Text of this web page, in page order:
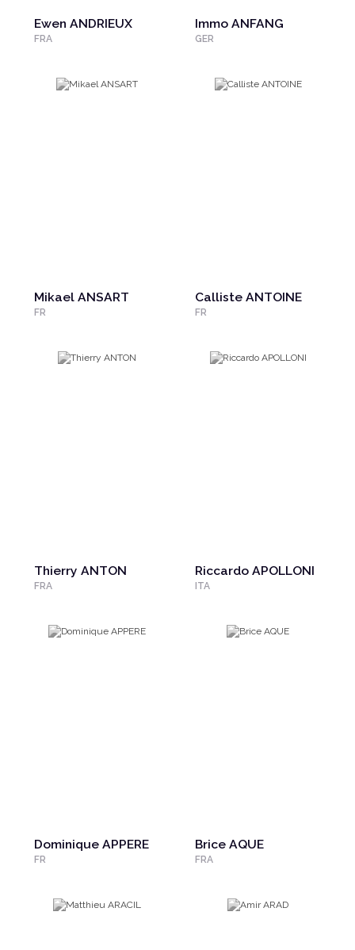
Ewen ANDRIEUX
FRA
Immo ANFANG
GER
Mikael ANSART
FR
Calliste ANTOINE
FR
Thierry ANTON
FRA
Riccardo APOLLONI
ITA
Dominique APPERE
FR
Brice AQUE
FRA